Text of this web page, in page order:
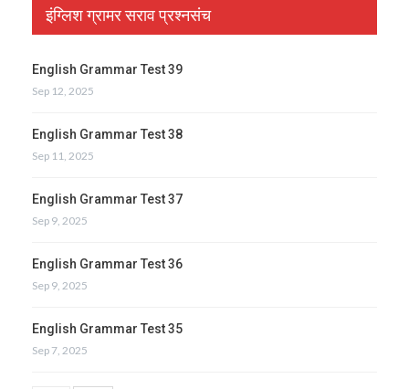
इंग्लिश ग्रामर सराव प्रश्नसंच
English Grammar Test 39
Sep 12, 2025
English Grammar Test 38
Sep 11, 2025
English Grammar Test 37
Sep 9, 2025
English Grammar Test 36
Sep 9, 2025
English Grammar Test 35
Sep 7, 2025